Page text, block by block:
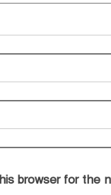
browser for the